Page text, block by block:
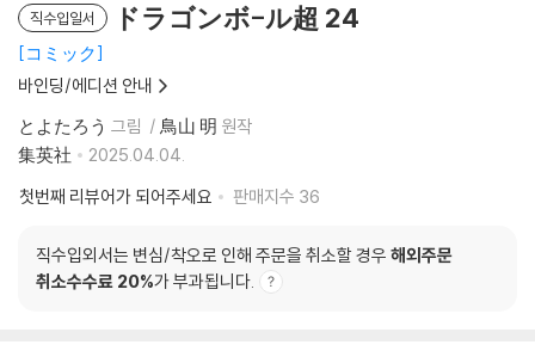
직수입일서 ドラゴンボ-ル超 24
コミック
바인딩/에디션 안내
とよたろう 그림 鳥山 明 원작
集英社
2025.04.04.
첫번째 리뷰어가 되어주세요
판매지수 36
직수입외서는 변심/착오로 인해 주문을 취소할 경우 해외주문
취소수수료 20%가 부과됩니다.